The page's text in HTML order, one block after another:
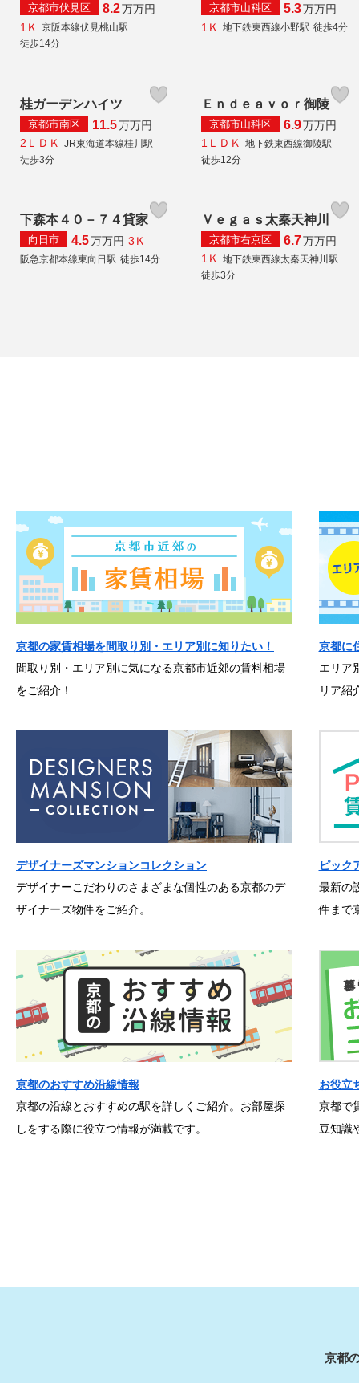
京都市伏見区 8.2万万円
1Ｋ
京阪本線伏見桃山駅
徒歩14分
京都市山科区 5.3万万円
1Ｋ
地下鉄東西線小野駅 徒歩4分
桂ガーデンハイツ
京都市南区 11.5万万円
2ＬＤＫ JR東海道本線桂川駅
徒歩3分
Ｅｎｄｅａｖｏｒ御陵
京都市山科区 6.9万万円
1ＬＤＫ 地下鉄東西線御陵駅
徒歩12分
下森本４０－７４貸家
向日市 4.5万万円 3Ｋ
阪急京都本線東向日駅 徒歩14分
Ｖｅｇａｓ太秦天神川
京都市右京区 6.7万万円
1Ｋ 地下鉄東西線太秦天神川駅
徒歩3分
京都の家賃相場を間取り別・エリア別に知りたい！
間取り別・エリア別に気になる京都市近郊の賃料相場
をご紹介！
京都に
エリア
リア紹
デザイナーズマンションコレクション
デザイナーこだわりのさまざまな個性のある京都のデ
ザイナーズ物件をご紹介。
ピック
最新の
件まで
京都のおすすめ沿線情報
京都の沿線とおすすめの駅を詳しくご紹介。お部屋探
しをする際に役立つ情報が満載です。
お役立
京都で
豆知識
京都